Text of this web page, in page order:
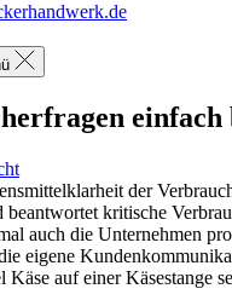
einfach
der
beantwortet kritische
auch die Unternehmen
eigene
auf einer Käsestange